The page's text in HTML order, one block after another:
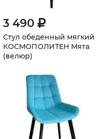
3 490
Стул обеденный мягкий
КОСМОПОЛИТЕН Мята
(велюр)